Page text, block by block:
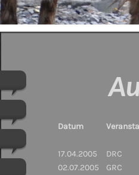
Datum
17.04.2005 DRC
02.07.2005
GRC